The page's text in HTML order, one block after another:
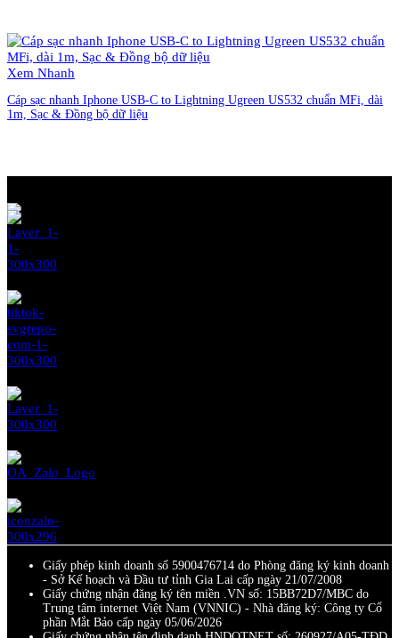
Xem Nhanh
Cáp sạc nhanh Iphone USB-C to Lightning Ugreen US532 chuẩn MFi, dài
1m, Sạc & Đồng bộ dữ liệu
Giấy phép kinh doanh số 5900476714 do Phòng đăng ký kinh doanh
- Sở Kế hoạch và Đầu tư tỉnh Gia Lai cấp ngày 21/07/2008
Giấy chứng nhận đăng ký tên miền .VN số: 15BB72D7/MBC do
Trung tâm internet Việt Nam (VNNIC) - Nhà đăng ký: Công ty Cổ
phần Mắt Bảo cấp ngày 05/06/2026